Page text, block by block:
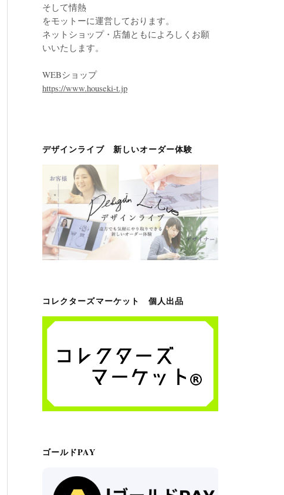
そして情熱
をモットーに運営しております。
ネットショップ・店舗ともによろしくお願
いいたします。
WEBショップ
https://www.houseki-t.jp
デザインライブ 新しいオーダー体験
コレクターズマーケット 個人出品
ゴールドPAY